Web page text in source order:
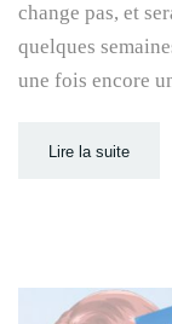
change pas, et
quelques
une fois encore
Lire la suite